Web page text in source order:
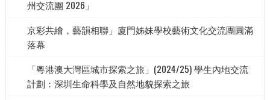
州交流團 2026」
京彩共繪，藝韻相聯」廈門姊妹學校藝術文化交流團圓滿
落幕
「粵港澳大灣區城市探索之旅」(2024/25) 學生內地交流
計劃：深圳生命科學及自然地貌探索之旅